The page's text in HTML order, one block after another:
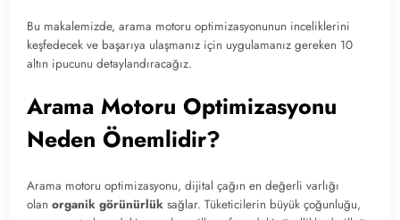
Bu makalemizde, arama motoru optimizasyonunun inceliklerini
keşfedecek ve başarıya ulaşmanız için uygulamanız gereken 10
altın ipucunu detaylandıracağız.
Arama Motoru Optimizasyonu
Neden Önemlidir?
Arama motoru optimizasyonu, dijital çağın en değerli varlığı
olan organik görünürlük sağlar. Tüketicilerin büyük çoğunluğu,